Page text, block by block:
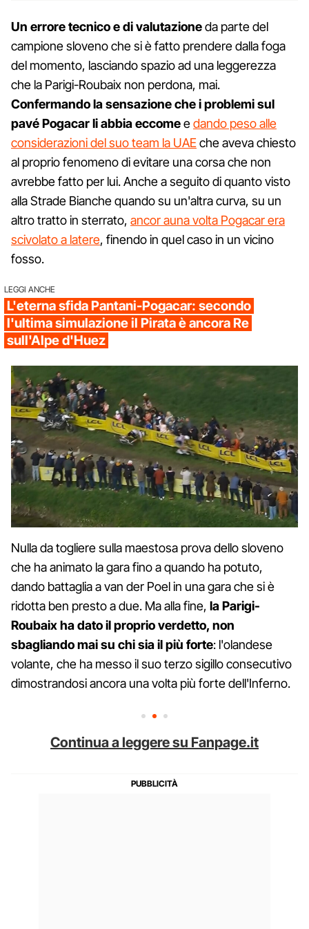
Un errore tecnico e di valutazioneda parte del
campione sloveno che si è fatto prendere dalla foga
del momento, lasciando spazio ad una leggerezza
che la Parigi-Roubaix non perdona, mai.
Confermando la sensazione che i problemi sul
pavé Pogacar li abbia eccomeedando peso alle
considerazioni del suo team la UAE che aveva chiesto
al proprio fenomeno di evitare una corsa che non
avrebbe fatto per lui. Anche a seguito di quanto visto
alla Strade Bianche quando su un'altra curva, su un
altro tratto in sterrato, ancor auna volta Pogacar era
scivolato a latere, finendo in quel caso in un vicino
fosso.
LEGGI ANCHE
L'eterna sfida Pantani-Pogacar: secondo
l'ultima simulazione il Pirata è ancora Re
sull'Alpe d'Huez
Nulla da togliere sulla maestosa prova dello sloveno
che ha animato la gara fino a quando ha potuto,
dando battaglia a van der Poel in una gara che si è
ridotta ben presto a due. Ma alla fine, la Parigi-
Roubaix ha dato il proprio verdetto, non
sbagliando mai su chi sia il più forte: l'olandese
volante, che ha messo il suo terzo sigillo consecutivo
dimostrandosi ancora una volta più forte dell'Inferno.
Continua a leggere su Fanpage.it